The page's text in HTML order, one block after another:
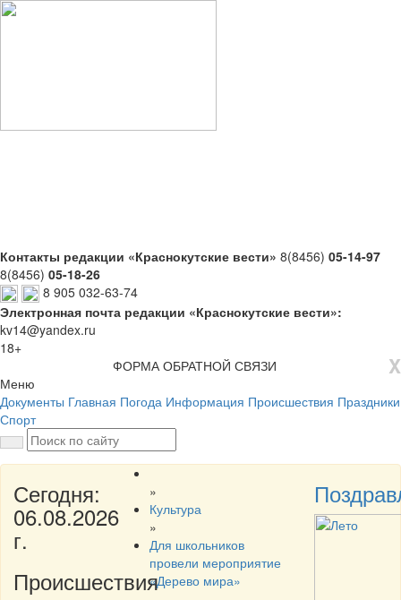
Контакты редакции «Краснокутские вести» 8(8456) 05-14-97
8(8456) 05-18-26
8 905 032-63-74
Электронная почта редакции «Краснокутские вести»:
kv14@yandex.ru
18+
X
ФОРМА ОБРАТНОЙ СВЯЗИ
Меню
Документы Главная Погода Информация Происшествия Праздники
Спорт
Сегодня:
06.08.2026
г.
Происшествия
»
Культура
»
Для школьников
провели мероприятие
«Дерево мира»